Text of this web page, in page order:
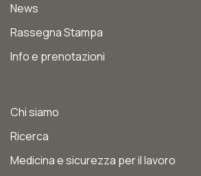
News
Rassegna Stampa
Info e prenotazioni
Chi siamo
Ricerca
Medicina e sicurezza per il lavoro